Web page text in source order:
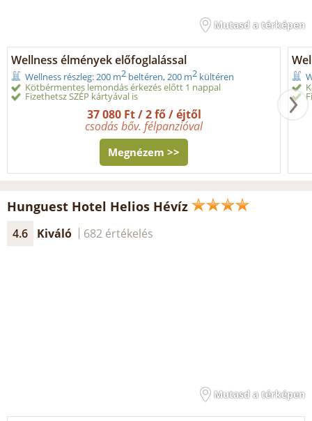
Mutasd a térképen
Wellness élmények előfoglalással
Wellness részleg: 200 m2 beltéren, 200 m2 kültéren
Kötbérmentes lemondás érkezés előtt 1 nappal
Fizethetsz SZÉP kártyával is
37 080 Ft / 2 fő / éjtől
csodás bőv. félpanzióval
Megnézem >>
Hunguest Hotel Helios Hévíz
4.6 Kiváló 682 értékelés
Mutasd a térképen